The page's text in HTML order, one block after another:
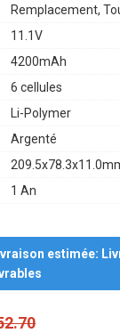
Remplacement,
11.1V
4200mAh
6 cellules
Li-Polymer
Argenté
1 An
estimée: